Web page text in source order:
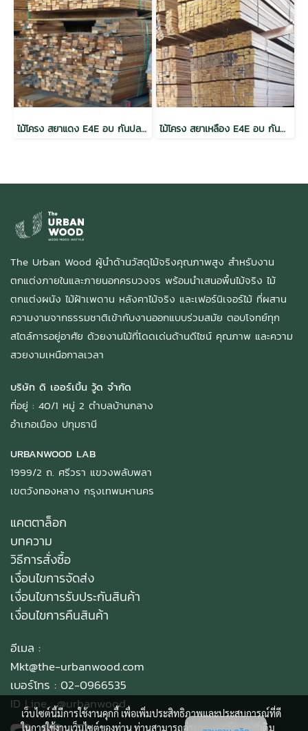
ไม้โครง สยาแดง E4E อบ กันปลวก H3.2 เกรดเนเชอรัล ไม้โครง สยาเหลือง E4E อบ กันปลวก H3.2 เกรดเนเชอรัล
The Urban Wood ผู้นำด้านวัสดุไม้จริงคุณภาพสูง สำหรับงาน
ตกแต่งภายในและภายนอกครบวงจร พร้อมนำเสนอพื้นไม้จริง ไม้
ตกแต่งผนัง ไม้ฝ้าเพดาน หลังคาไม้จริง และเฟอร์นิเจอร์ไม้ ที่ผสาน
ความงามจากธรรมชาติเข้ากับงานออกแบบร่วมสมัย ตอบโจทย์ทุก
สไตล์การอยู่อาศัย ด้วยงานไม้ที่โดดเด่นด้านดีไซน์ คุณภาพ และความ
สวยงามเหนือกาลเวลา
บริษัท ดิ เออร์เบิ้น วู้ด จำกัด
ที่อยู่ : 40/1 หมู่ 2 ตำบลบ้านกลาง
อำเภอเมือง ปทุมธานี
URBANWOOD LAB
1999/2 ถ. ศรีวรา แขวงพลับพลา
เขตวังทองหลาง กรุงเทพมหานคร
แคตตาล็อก
บทความ
วิธีการสั่งซื้อ
เงื่อนไขการจัดส่ง
เงื่อนไขการรับประกันสินค้า
เงื่อนไขการคืนสินค้า
อีเมล :
Mkt@the-urbanwood.com
เบอร์โทร : 02-0966535
ID Line :@urbanwood
เว็บไซต์นี้มีการใช้งานคุกกี้ เพื่อเพิ่มประสิทธิภาพและประสบการณ์ที่ดี
ในการใช้งานเว็บไซต์ของท่าน ท่านสามารถอ่านรายละเอียดเพิ่มเติม